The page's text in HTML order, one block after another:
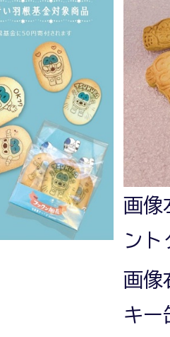
画像
ント
画像
キー